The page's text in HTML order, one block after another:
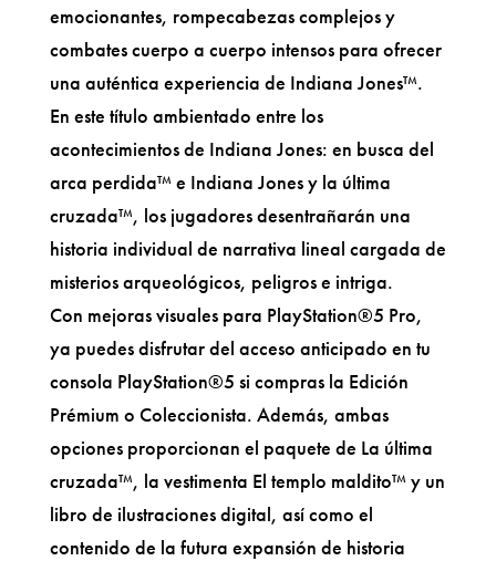
emocionantes, rompecabezas complejos y
combates cuerpo a cuerpo intensos para ofrecer
una auténtica experiencia de Indiana Jones™.
En este título ambientado entre los
acontecimientos de Indiana Jones: en busca del
arca perdida™ e Indiana Jones y la última
cruzada™, los jugadores desentrañarán una
historia individual de narrativa lineal cargada de
misterios arqueológicos, peligros e intriga.
Con mejoras visuales para PlayStation®5 Pro,
ya puedes disfrutar del acceso anticipado en tu
consola PlayStation®5 si compras la Edición
Prémium o Coleccionista. Además, ambas
opciones proporcionan el paquete de La última
cruzada™, la vestimenta El templo maldito™ y un
libro de ilustraciones digital, así como el
contenido de la futura expansión de historia